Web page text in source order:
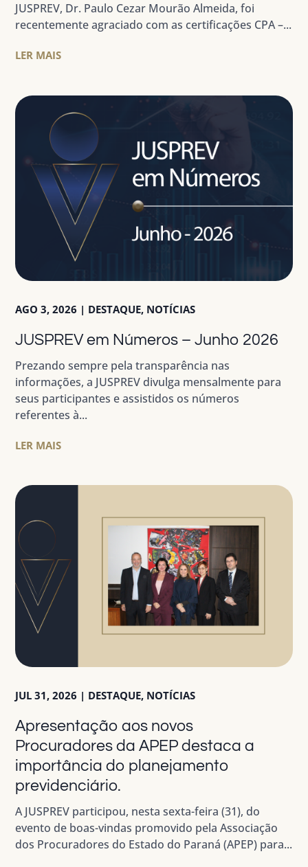
JUSPREV, Dr. Paulo Cezar Mourão Almeida, foi
recentemente agraciado com as certificações CPA –...
LER MAIS
JUSPREV em Números – Junho 2026
AGO 3, 2026 | DESTAQUE, NOTÍCIAS
Prezando sempre pela transparência nas
informações, a JUSPREV divulga mensalmente para
seus participantes e assistidos os números
referentes à...
LER MAIS
Apresentação aos novos
Procuradores da APEP destaca a
importância do planejamento
previdenciário.
JUL 31, 2026 | DESTAQUE, NOTÍCIAS
A JUSPREV participou, nesta sexta-feira (31), do
evento de boas-vindas promovido pela Associação
dos Procuradores do Estado do Paraná (APEP) para...